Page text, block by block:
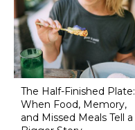
The Half-Finished Plate:
When Food, Memory,
and Missed Meals Tell a